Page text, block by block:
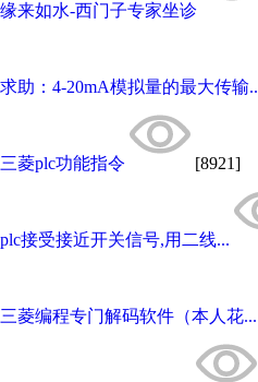
缘来如水-西门子专家坐诊
求助：4-20mA模拟量的最大传输
三菱plc功能指令 [8921]
plc接受接近开关信号,用二线...
三菱编程专门解码软件（本人花...